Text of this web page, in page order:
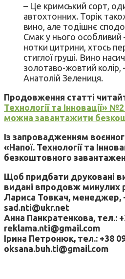
– Це кримський сорт,
автохтонних. Торік
вино, але тодішнє
Смак у нього особливий
нотки цитрини, хтось
стиглої груші. Вино
золотаво-жовтий колір,
Анатолій Зелениця.
Продовження статті
Технології та Інновації»
можна завантажити
Із запровадженням
«Напої. Технології та
безкоштовного
Щоб придбати друковані
видані впродовж минулих
Лариса Товкач, менеджер,
sad.nti@ukr.net
Анна Панкратенкова, тел.:
reklama.nti@gmail.com
Ірина Петронюк, тел.: +38
oksana.buh.ti@gmail.com